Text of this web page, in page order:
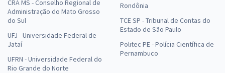
CRA MS - Conselho Regional de
Administração do Mato Grosso
do Sul
UFJ - Universidade Federal de
Jataí
UFRN - Universidade Federal do
Rio Grande do Norte
Rondônia
TCE SP - Tribunal de Contas do
Estado de São Paulo
Politec PE - Polícia Científica de
Pernambuco